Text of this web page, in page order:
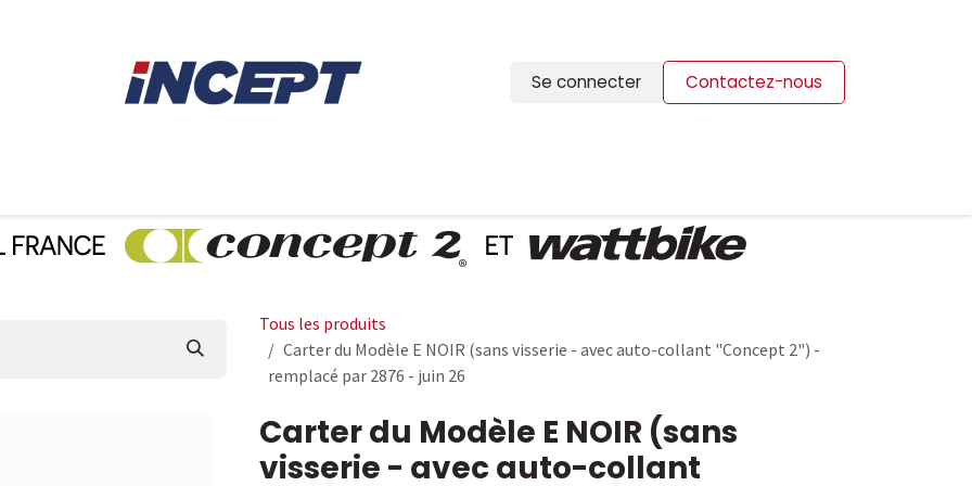
Se connecter Contactez-nous
Tous les produits
Carter du Modèle E NOIR (sans visserie - avec auto-collant "Concept 2") -
remplacé par 2876 - juin 26
Carter du Modèle E NOIR (sans
visserie - avec auto-collant